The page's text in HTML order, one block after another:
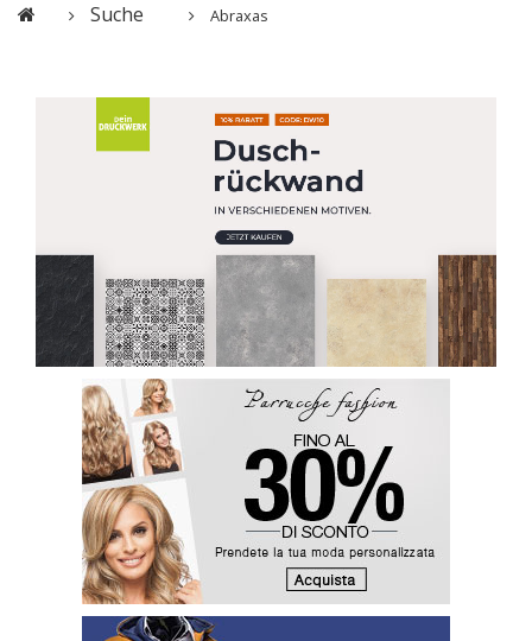
Suche Abraxas